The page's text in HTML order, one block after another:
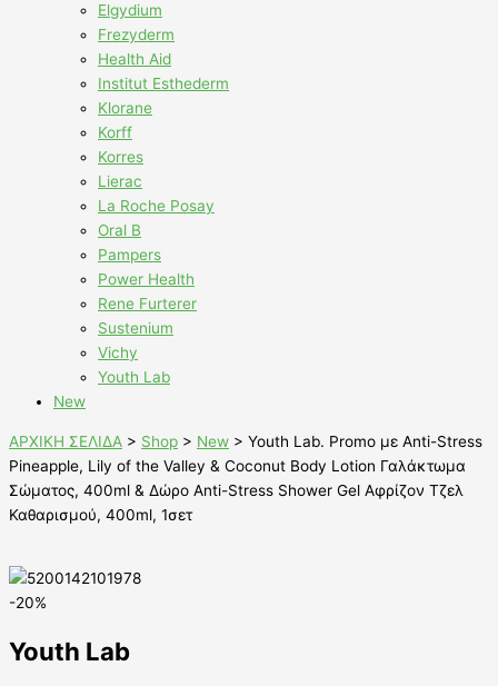
Elgydium
Frezyderm
Health Aid
Institut Esthederm
Klorane
Korff
Korres
Lierac
La Roche Posay
Oral B
Pampers
Power Health
Rene Furterer
Sustenium
Vichy
Youth Lab
New
ΑΡΧΙΚΗ ΣΕΛΙΔΑ > Shop > New > Youth Lab. Promo με Anti-Stress
Pineapple, Lily of the Valley & Coconut Body Lotion Γαλάκτωμα
Σώματος, 400ml & Δώρο Anti-Stress Shower Gel Αφρίζον Τζελ
Καθαρισμού, 400ml, 1σετ
-20%
Youth Lab